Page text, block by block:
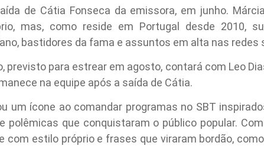
de Cátia Fonseca da emissora, em junho.
mas, como reside em Portugal desde 2010,
bastidores da fama e assuntos em alta nas redes
previsto para estrear em agosto, contará com Leo
na equipe após a saída de Cátia.
um ícone ao comandar programas no SBT
polêmicas que conquistaram o público popular.
com estilo próprio e frases que viraram bordão,